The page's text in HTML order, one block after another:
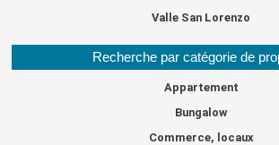
Valle San Lorenzo
Recherche par catégorie de
Appartement
Bungalow
Commerce, locaux